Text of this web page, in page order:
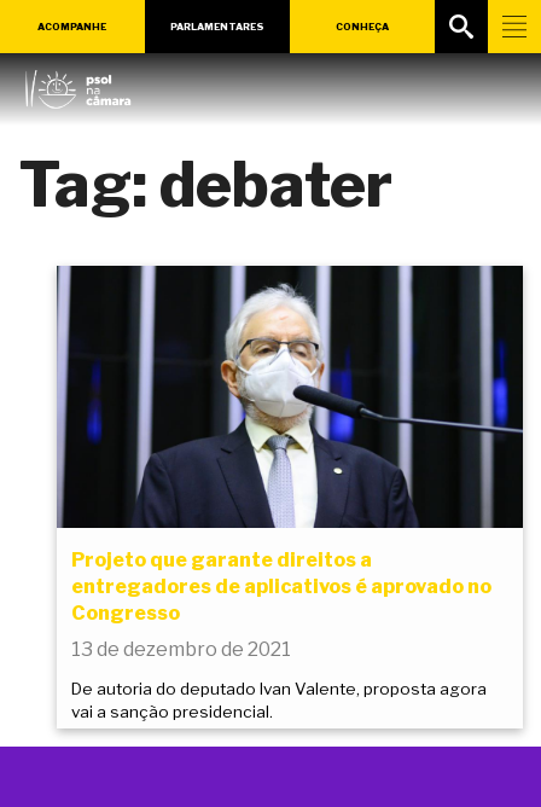
ACOMPANHE PARLAMENTARES CONHEÇA
Tag:debater
Projeto que garante direitos a
entregadores de aplicativos é aprovado no
Congresso
13 de dezembro de 2021
De autoria do deputado Ivan Valente, proposta agora
vai a sanção presidencial.